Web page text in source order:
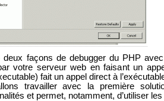
deux façons de debugger du PHP
votre serveur web en faisant un
fait un appel direct à
travailler avec la première
et permet, notamment, d’utiliser